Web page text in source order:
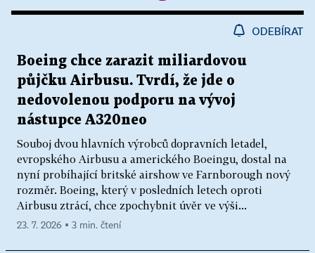
ODEBÍRAT
Boeing chce zarazit miliardovou
půjčku Airbusu. Tvrdí, že jde o
nedovolenou podporu na vývoj
nástupce A320neo
Souboj dvou hlavních výrobců dopravních letadel,
evropského Airbusu a amerického Boeingu, dostal na
nyní probíhající britské airshow ve Farnborough nový
rozměr. Boeing, který v posledních letech oproti
Airbusu ztrácí, chce zpochybnit úvěr ve výši...
23. 7. 2026 ▪ 3 min. čtení